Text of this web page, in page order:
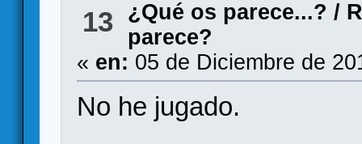
13 ¿Qué os parece...? /
parece?
« en: 05 de Diciembre de
No he jugado.